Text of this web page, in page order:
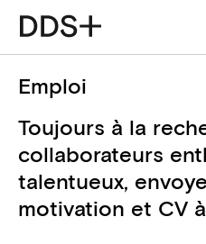
Emploi
Toujours à la
collaborateurs
talentueux,
motivation et CV à